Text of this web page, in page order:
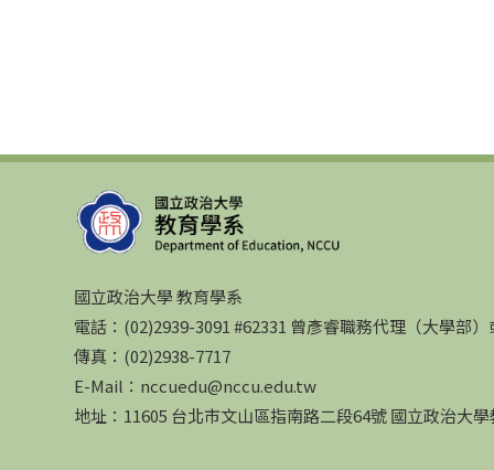
國立政治大學 教育學系
電話：(02)2939-3091 #62331 曾彥睿職務代理（大學
傳真：(02)2938-7717
E-Mail：nccuedu@nccu.edu.tw
地址：11605 台北市文山區指南路二段64號 國立政治大